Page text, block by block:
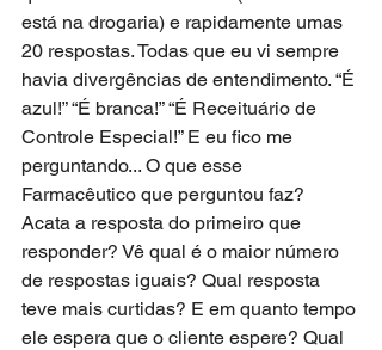
está na drogaria) e rapidamente umas
20 respostas. Todas que eu vi sempre
havia divergências de entendimento. “É
azul!” “É branca!” “É Receituário de
Controle Especial!” E eu fico me
perguntando... O que esse
Farmacêutico que perguntou faz?
Acata a resposta do primeiro que
responder? Vê qual é o maior número
de respostas iguais? Qual resposta
teve mais curtidas? E em quanto tempo
ele espera que o cliente espere? Qual